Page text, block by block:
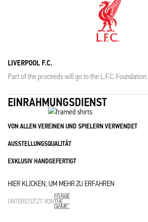
LIVERPOOL F.C.
Part of the proceeds will go to the L.F.C. Foundation.
EINRAHMUNGSDIENST
VON ALLEN VEREINEN UND SPIELERN VERWENDET
AUSSTELLUNGSQUALITÄT
EXKLUSIV HANDGEFERTIGT
HIER KLICKEN, UM MEHR ZU ERFAHREN
UNTERSTÜTZT VON